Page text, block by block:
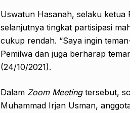
Uswatun Hasanah, selaku ketua
selanjutnya tingkat partisipasi
cukup rendah. “Saya ingin
Pemilwa dan juga berharap
(24/10/2021).
Dalam Zoom Meeting tersebut,
Muhammad Irjan Usman,